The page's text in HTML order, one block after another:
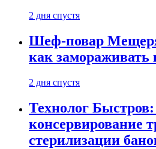
2 дня спустя
Шеф-повар
как замораживать
2 дня спустя
Технолог
консервирование
стерилизации